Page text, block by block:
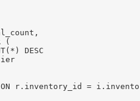
(
DESC
r.inventory_id =